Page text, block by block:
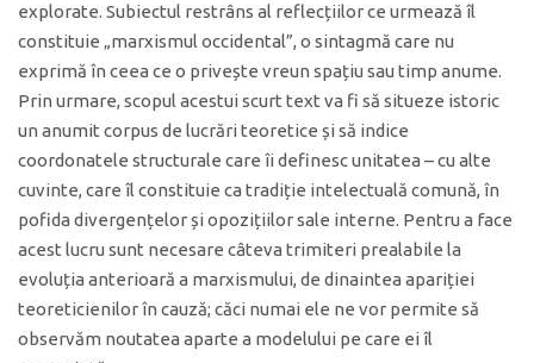
explorate. Subiectul restrâns al reflecțiilor ce urmează îl
constituie „marxismul occidental”, o sintagmă care nu
exprimă în ceea ce o privește vreun spațiu sau timp anume.
Prin urmare, scopul acestui scurt text va fi să situeze istoric
un anumit corpus de lucrări teoretice și să indice
coordonatele structurale care îi definesc unitatea – cu alte
cuvinte, care îl constituie ca tradiție intelectuală comună, în
pofida divergențelor și opozițiilor sale interne. Pentru a face
acest lucru sunt necesare câteva trimiteri prealabile la
evoluția anterioară a marxismului, de dinaintea apariției
teoreticienilor în cauză; căci numai ele ne vor permite să
observăm noutatea aparte a modelului pe care ei îl